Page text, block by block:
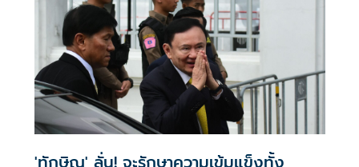
'ทักษิณ' ลั่น! จะรักษาความเข้มแข็งทั้ง